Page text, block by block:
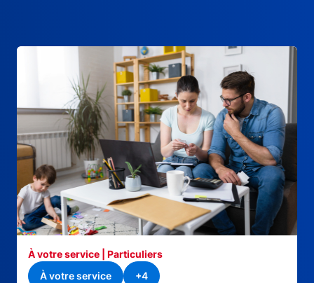
À votre service | Particuliers
À votre service
+4